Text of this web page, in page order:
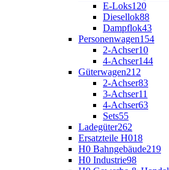
E-Loks120
Diesellok88
Dampflok43
Personenwagen154
2-Achser10
4-Achser144
Güterwagen212
2-Achser83
3-Achser11
4-Achser63
Sets55
Ladegüter262
Ersatzteile H018
H0 Bahngebäude219
H0 Industrie98